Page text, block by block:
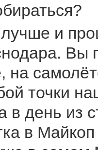
и
Вы
на
точки
в день из
в Майкоп